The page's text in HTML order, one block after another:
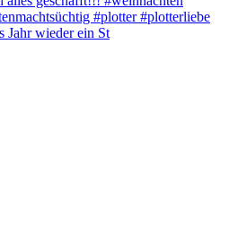
Jahr wieder ein St